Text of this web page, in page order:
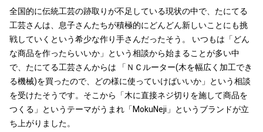
全国的に伝統工芸の跡取りが不足している現状の中で、たにてる
工芸さんは、息子さんたちが積極的にどんどん新しいことにも挑
戦していくという希少な作り手さんだったそう。 いつもは「どん
な商品を作ったらいいか」という相談から始まることが多い中
で、たにてる工芸さんからは 「ＮＣルーター(木を幅広く加工でき
る機械)を買ったので、どの様に使っていけばいいか」という相談
を受けたそうです。そこから「木に直接ネジ切りを施して商品を
つくる」というテーマがうまれ「MokuNeji」というブランドが立
ち上がりました。